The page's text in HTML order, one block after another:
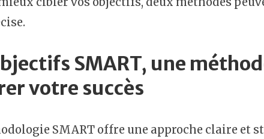
SMART, une
votre succès
SMART offre une approche claire et